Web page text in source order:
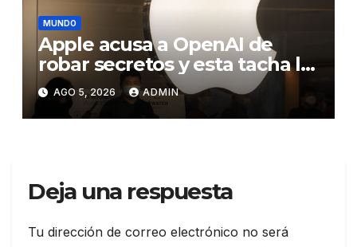
MUNDO
Apple acusa a OpenAI de
robar secretos y esta tacha la
demanda de «agresiva y
personal»
AGO 5, 2026 ADMIN
Deja una respuesta
Tu dirección de correo electrónico no será